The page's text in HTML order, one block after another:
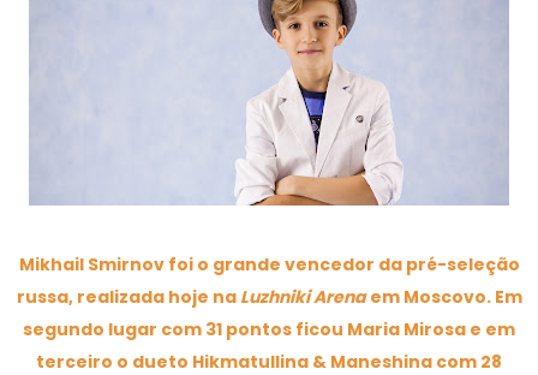
Mikhail Smirnov foi o grande vencedor da pré-seleção
russa, realizada hoje na Luzhniki Arenaem Moscovo. Em
segundo lugar com 31 pontos ficou Maria Mirosa e em
terceiro o dueto Hikmatullina & Maneshina com 28